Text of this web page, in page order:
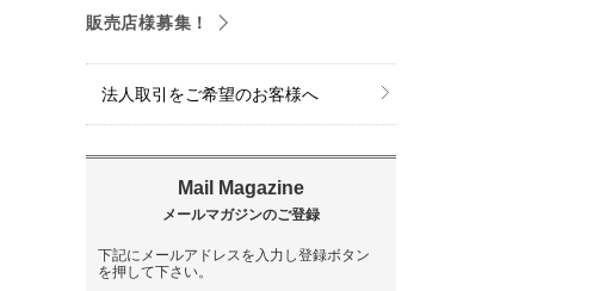
販売店様募集！
法人取引をご希望のお客様へ
下記にメールアドレスを入力し登録ボタン
を押して下さい。